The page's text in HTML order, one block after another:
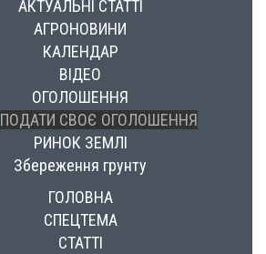
АКТУАЛЬНІ СТАТТІ
АГРОНОВИНИ
КАЛЕНДАР
ВІДЕО
ОГОЛОШЕННЯ
ПОДАТИ СВОЄ ОГОЛОШЕННЯ
РИНОК ЗЕМЛІ
Збереження грунту
ГОЛОВНА
СПЕЦТЕМА
СТАТТІ